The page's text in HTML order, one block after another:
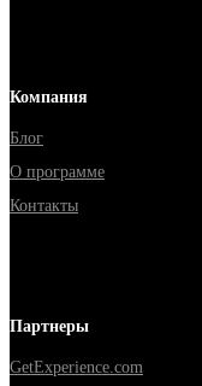
Компания
Блог
О программе
Контакты
Партнеры
GetExperience.com